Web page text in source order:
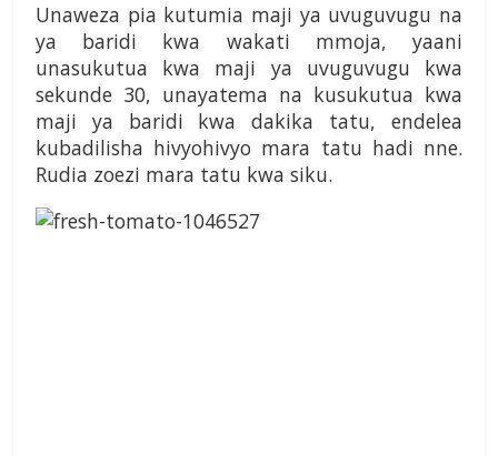
Unaweza pia kutumia maji ya uvuguvugu na
ya baridi kwa wakati mmoja, yaani
unasukutua kwa maji ya uvuguvugu kwa
sekunde 30, unayatema na kusukutua kwa
maji ya baridi kwa dakika tatu, endelea
kubadilisha hivyohivyo mara tatu hadi nne.
Rudia zoezi mara tatu kwa siku.